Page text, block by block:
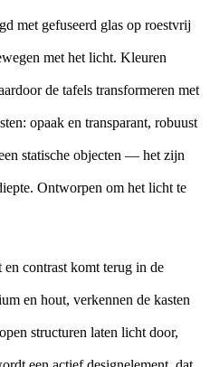
met gefuseerd glas op roestvrij
met het licht. Kleuren
de tafels transformeren met
opaak en transparant, robuust
statische objecten — het zijn
Ontworpen om het licht te
contrast komt terug in de
en hout, verkennen de kasten
structuren laten licht door,